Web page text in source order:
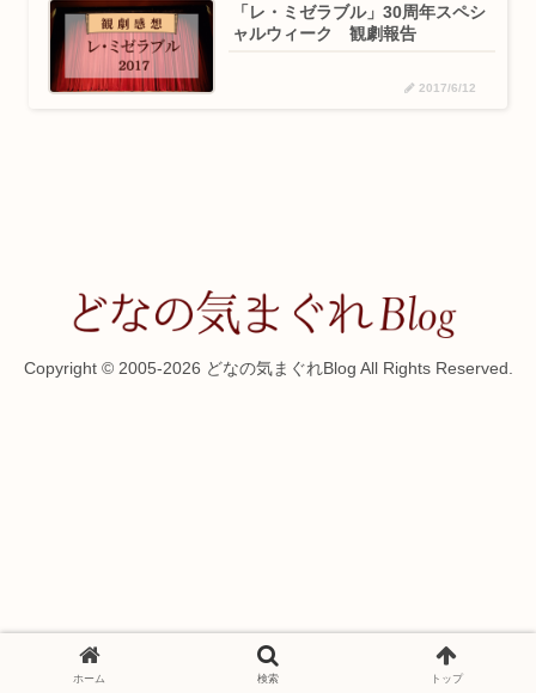
「レ・ミゼラブル」30周年スペシ
ャルウィーク 観劇報告
2017/6/12
Copyright © 2005-2026 どなの気まぐれBlog All Rights Reserved.
ホーム 検索 トップ